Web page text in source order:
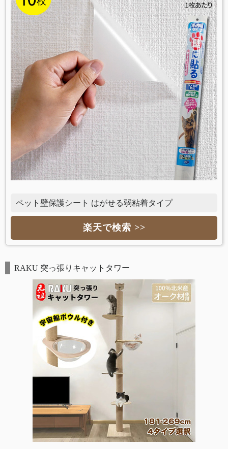
ペット壁保護シート はがせる弱粘着タイプ
楽天で検索 >>
RAKU 突っ張りキャットタワー